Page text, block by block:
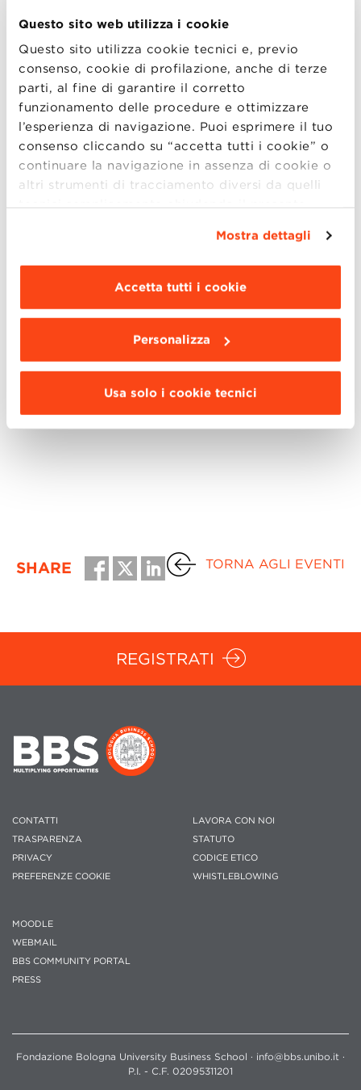
Questo sito web utilizza i cookie
Questo sito utilizza cookie tecnici e, previo
consenso, cookie di profilazione, anche di terze
parti, al fine di garantire il corretto
funzionamento delle procedure e ottimizzare
l’esperienza di navigazione. Puoi esprimere il tuo
consenso cliccando su “accetta tutti i cookie” o
continuare la navigazione in assenza di cookie o
altri strumenti di tracciamento diversi da quelli
tecnici semplicemente chiudendo il presente
Dettagli ”. Per
modificare le impostazioni di navigazione e
scegliere le funzionalità, le terze parti e i cookie
Mostra dettagli
Accetta tutti i cookie
Personalizza
Usa solo i cookie tecnici
Le aziende che parteciperanno al Retail &
Luxury Career Day di BBS:Balenciaga, Berluti
(LVMH), H&M, Kering Eyewear, Moleskine,
Moncler, Patrizia Pepe e PVH (Tommy Hilfiger
& Calvin Klein).
PROGRAMMA:
Interviste on campus
L’evento è dedicato agli studenti dei Master
SHARE TORNA AGLI EVENTI
REGISTRATI
CONTATTI
TRASPARENZA
PRIVACY
PREFERENZE COOKIE
LAVORA CON NOI
STATUTO
CODICE ETICO
WHISTLEBLOWING
MOODLE
WEBMAIL
BBS COMMUNITY PORTAL
PRESS
Fondazione Bologna University Business School · info@bbs.unibo.it ·
P.I. - C.F. 02095311201